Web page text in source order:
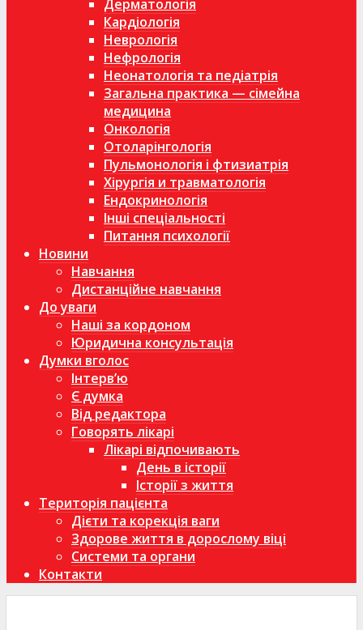
Дерматологія
Кардіологія
Неврологія
Нефрологія
Неонатологія та педіатрія
Загальна практика — сімейна
медицина
Онкологія
Отоларінгологія
Пульмонологія і фтизиатрія
Хірургія и травматологія
Ендокринологія
Інші спеціальності
Питання психології
Новини
Навчання
Дистанційне навчання
До уваги
Наші за кордоном
Юридична консультація
Думки вголос
Інтерв’ю
Є думка
Від редактора
Говорять лікарі
Лікарі відпочивають
День в історії
Історії з життя
Територія пацієнта
Дієти та корекція ваги
Здорове життя в дорослому віці
Системи та органи
Контакти